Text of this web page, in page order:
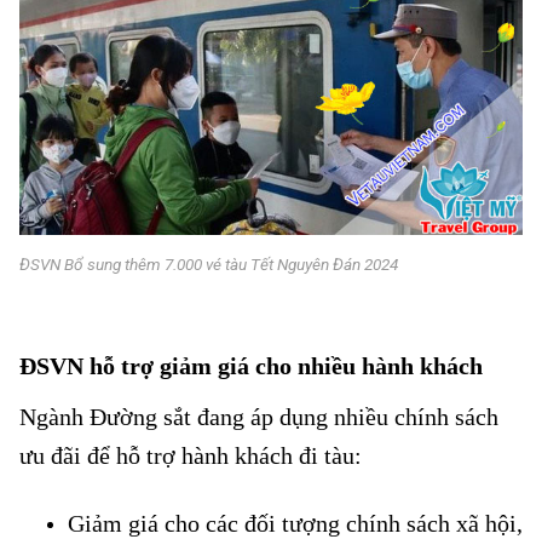
ĐSVN Bổ sung thêm 7.000 vé tàu Tết Nguyên Đán 2024
ĐSVN hỗ trợ giảm giá cho nhiều hành khách
Ngành Đường sắt đang áp dụng nhiều chính sách
ưu đãi để hỗ trợ hành khách đi tàu:
Giảm giá cho các đối tượng chính sách xã hội,